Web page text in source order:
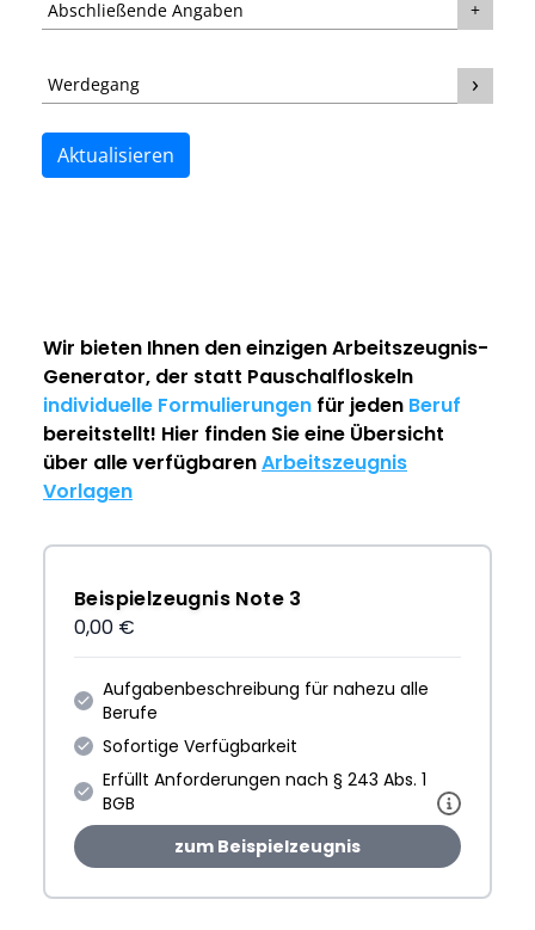
Abschließende Angaben
Werdegang
Aktualisieren
Wir bieten Ihnen den einzigenArbeitszeugnis-
Generator, der statt Pauschalfloskeln
individuelle Formulierungen für jeden Beruf
bereitstellt! Hier finden Sie eine Übersicht
über alle verfügbarenArbeitszeugnis
Vorlagen
Beispielzeugnis Note 3
0,00 €
Aufgabenbeschreibung für nahezu alle
Berufe
Sofortige Verfügbarkeit
Erfüllt Anforderungen nach § 243 Abs. 1
BGB
zum Beispielzeugnis